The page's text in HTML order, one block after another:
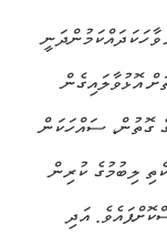
އޮޅުވާލައިގެން
ގޮތުން، ސައްހަކަން
ލިބުމުގެ ކުރިން
އަދި